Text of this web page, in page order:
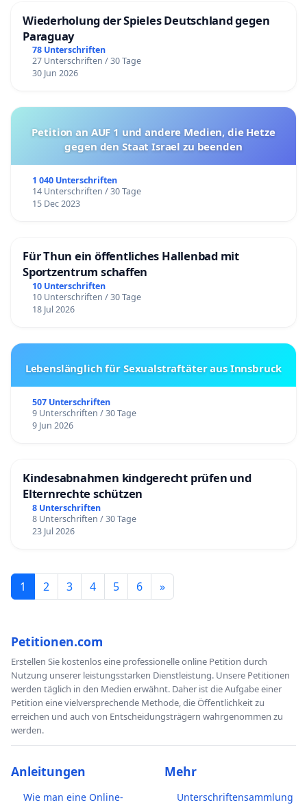
Wiederholung der Spieles Deutschland gegen
Paraguay
78 Unterschriften
27 Unterschriften / 30 Tage
30 Jun 2026
Petition an AUF 1 und andere Medien, die Hetze
gegen den Staat Israel zu beenden
1 040 Unterschriften
14 Unterschriften / 30 Tage
15 Dec 2023
Für Thun ein öffentliches Hallenbad mit
Sportzentrum schaffen
10 Unterschriften
10 Unterschriften / 30 Tage
18 Jul 2026
Lebenslänglich für Sexualstraftäter aus Innsbruck
507 Unterschriften
9 Unterschriften / 30 Tage
9 Jun 2026
Kindesabnahmen kindgerecht prüfen und
Elternrechte schützen
8 Unterschriften
8 Unterschriften / 30 Tage
23 Jul 2026
1 2 3 4 5 6 »
Petitionen.com
Erstellen Sie kostenlos eine professionelle online Petition durch
Nutzung unserer leistungsstarken Dienstleistung. Unsere Petitionen
werden täglich in den Medien erwähnt. Daher ist die Aufgabe einer
Petition eine vielversprechende Methode, die Öffentlichkeit zu
erreichen und auch von Entscheidungsträgern wahrgenommen zu
werden.
Anleitungen
Wie man eine Online-
Mehr
Unterschriftensammlung